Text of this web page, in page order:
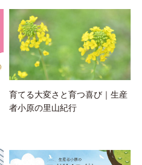
育てる大変さと育つ喜び｜生産
者小原の里山紀行